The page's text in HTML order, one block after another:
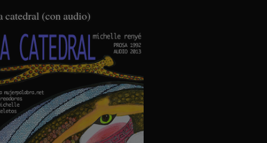
catedral (con audio)